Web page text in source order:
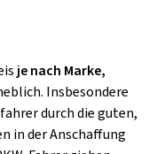
je nach Marke,
Insbesondere
durch die guten,
in der Anschaffung